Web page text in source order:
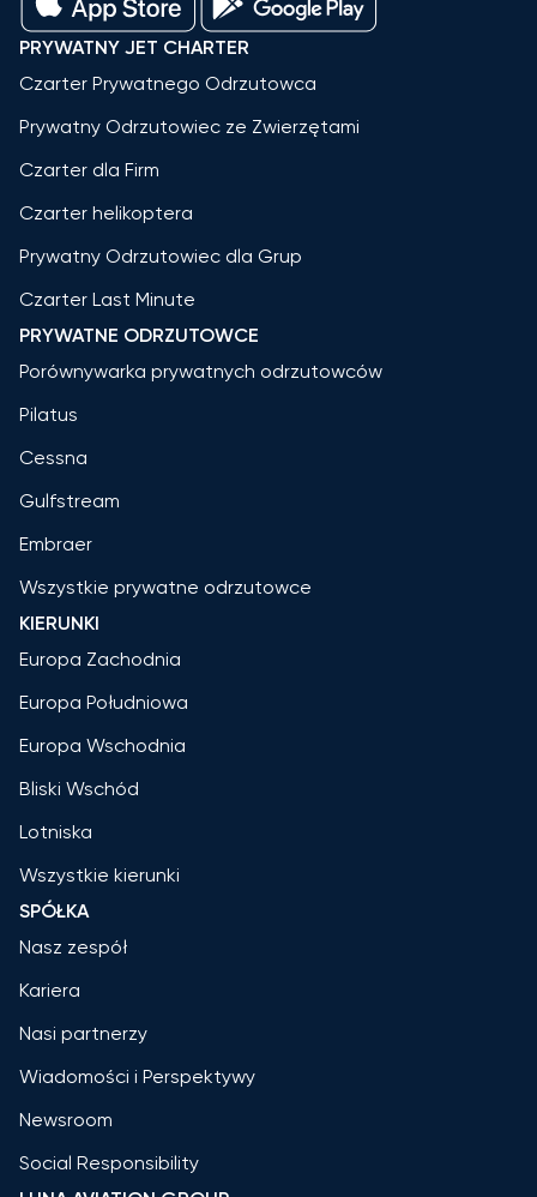
PRYWATNY JET CHARTER
Czarter Prywatnego Odrzutowca
Prywatny Odrzutowiec ze Zwierzętami
Czarter dla Firm
Czarter helikoptera
Prywatny Odrzutowiec dla Grup
Czarter Last Minute
PRYWATNE ODRZUTOWCE
Porównywarka prywatnych odrzutowców
Pilatus
Cessna
Gulfstream
Embraer
Wszystkie prywatne odrzutowce
KIERUNKI
Europa Zachodnia
Europa Południowa
Europa Wschodnia
Bliski Wschód
Lotniska
Wszystkie kierunki
SPÓŁKA
Nasz zespół
Kariera
Nasi partnerzy
Wiadomości i Perspektywy
Newsroom
Social Responsibility